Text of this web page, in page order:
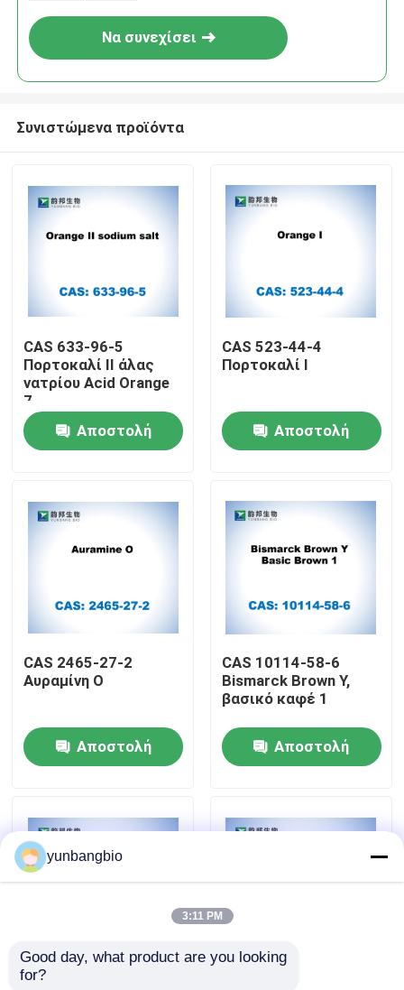
Προϊόντα
Γύρος εργοστασίων
Ποιοτικός έλεγχος
Μας ελάτε σε επαφή με
Περιπτώσεις
βιολογικοί απομονωτές
βιοχημικά αντιδραστήρια
Να συνεχίσει
Συνιστώμενα προϊόντα
CAS 633-96-5
Πορτοκαλί II άλας
νατρίου Acid Orange
7
Αποστολή
CAS 523-44-4
Πορτοκαλί I
Αποστολή
CAS 2465-27-2
Αυραμίνη O
Αποστολή
CAS 10114-58-6
Bismarck Brown Y,
βασικό καφέ 1
Αποστολή
CAS 10127-02-3
yunbangbio
3:11 PM
Good day, what product are you looking
for?